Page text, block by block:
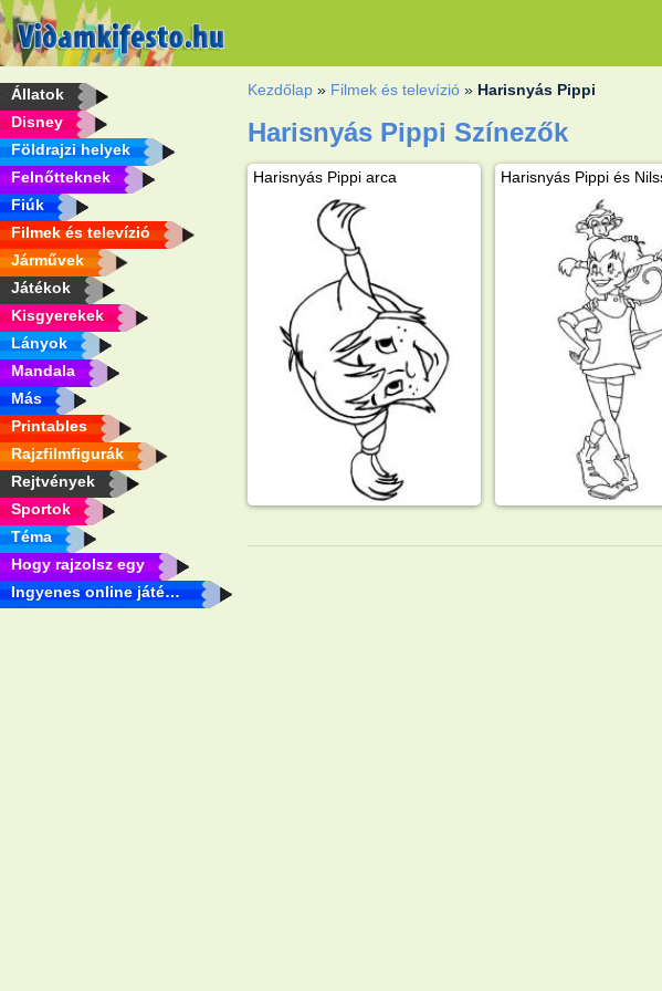
Állatok
Disney
Földrajzi helyek
Felnőtteknek
Fiúk
Filmek és televízió
Járművek
Játékok
Kisgyerekek
Lányok
Mandala
Más
Printables
Rajzfilmfigurák
Rejtvények
Sportok
Téma
Hogy rajzolsz egy
Ingyenes online játékok
Kezdőlap » Filmek és televízió » Harisnyás Pippi
Harisnyás Pippi Színezők
Harisnyás Pippi arca